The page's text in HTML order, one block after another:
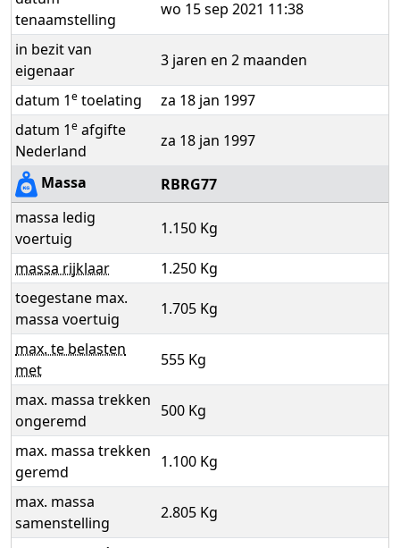
tenaamstelling
wo 15 sep 2021 11:38
in bezit van
eigenaar
3 jaren en 2 maanden
datum 1e toelating
za 18 jan 1997
datum 1e afgifte
Nederland
za 18 jan 1997
Massa
RBRG77
massa ledig
voertuig
1.150 Kg
massa rijklaar
1.250 Kg
toegestane max.
massa voertuig
1.705 Kg
max. te belasten
met
555 Kg
max. massa trekken
ongeremd
500 Kg
max. massa trekken
geremd
1.100 Kg
max. massa
samenstelling
2.805 Kg